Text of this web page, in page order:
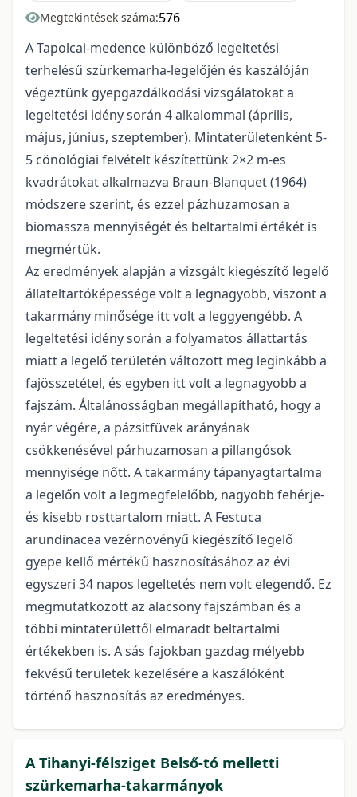
Megtekintések száma:576
A Tapolcai-medence különböző legeltetési
terhelésű szürkemarha-legelőjén és kaszálóján
végeztünk gyepgazdálkodási vizsgálatokat a
legeltetési idény során 4 alkalommal (április,
május, június, szeptember). Mintaterületenként 5-
5 cönológiai felvételt készítettünk 2×2 m-es
kvadrátokat alkalmazva Braun-Blanquet (1964)
módszere szerint, és ezzel pázhuzamosan a
biomassza mennyiségét és beltartalmi értékét is
megmértük.
Az eredmények alapján a vizsgált kiegészítő legelő
állateltartóképessége volt a legnagyobb, viszont a
takarmány minősége itt volt a leggyengébb. A
legeltetési idény során a folyamatos állattartás
miatt a legelő területén változott meg leginkább a
fajösszetétel, és egyben itt volt a legnagyobb a
fajszám. Általánosságban megállapítható, hogy a
nyár végére, a pázsitfüvek arányának
csökkenésével párhuzamosan a pillangósok
mennyisége nőtt. A takarmány tápanyagtartalma
a legelőn volt a legmegfelelőbb, nagyobb fehérje-
és kisebb rosttartalom miatt. A Festuca
arundinacea vezérnövényű kiegészítő legelő
gyepe kellő mértékű hasznosításához az évi
egyszeri 34 napos legeltetés nem volt elegendő. Ez
megmutatkozott az alacsony fajszámban és a
többi mintaterülettől elmaradt beltartalmi
értékekben is. A sás fajokban gazdag mélyebb
fekvésű területek kezelésére a kaszálóként
történő hasznosítás az eredményes.
A Tihanyi-félsziget Belső-tó melletti
szürkemarha-takarmányok